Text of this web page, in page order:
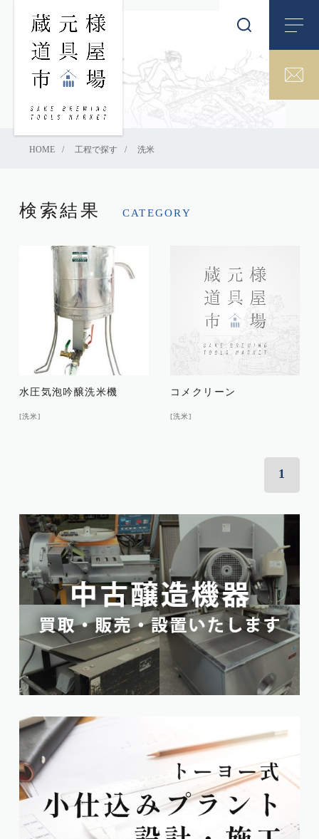
HOME 工程で探す 洗米
検索結果 CATEGORY
水圧気泡吟醸洗米機
[洗米]
コメクリーン
[洗米]
1